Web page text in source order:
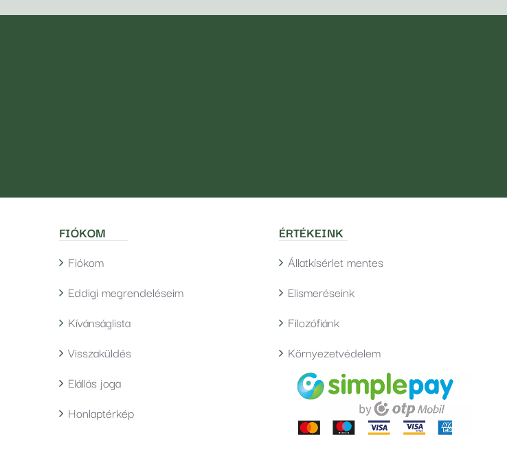
FIÓKOM
Fiókom
Eddigi megrendeléseim
Kívánságlista
Visszaküldés
Elállás joga
Honlaptérkép
ÉRTÉKEINK
Állatkísérlet mentes
Elismeréseink
Filozófiánk
Környezetvédelem